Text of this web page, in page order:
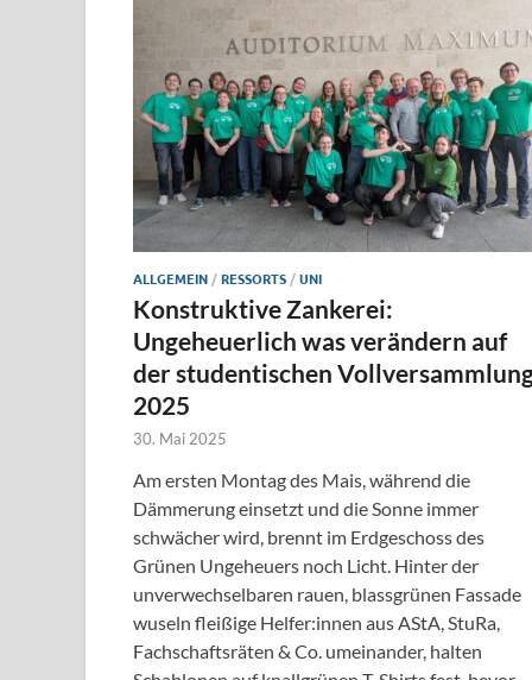
ALLGEMEIN /RESSORTS /UNI
Konstruktive Zankerei:
Ungeheuerlich was verändern auf
der studentischen
2025
30. Mai 2025
Am ersten Montag des Mais, während die
Dämmerung einsetzt und die Sonne immer
schwächer wird, brennt im Erdgeschoss des
Grünen Ungeheuers noch Licht. Hinter der
unverwechselbaren rauen, blassgrünen Fassade
wuseln fleißige Helfer:innen aus AStA, StuRa,
Fachschaftsräten & Co. umeinander, halten